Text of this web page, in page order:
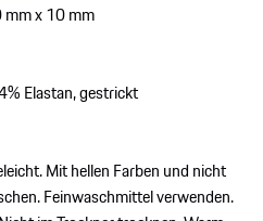
x 10 mm
Elastan, gestrickt
Mit hellen Farben und nicht
Feinwaschmittel verwenden.